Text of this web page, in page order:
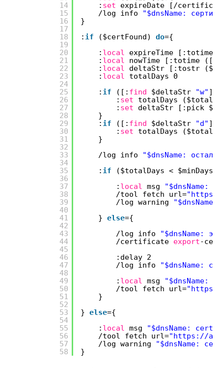
14
15
16
17
18
19
20
21
22
23
24
25
26
27
28
29
30
31
32
33
34
35
36
37
38
39
40
41
42
43
44
45
46
47
48
49
50
51
52
53
54
55
56
57
58
: set expireDate [/
/log
info
"$dnsName:
}
: if ($certFound) do={
: local
expireTime [:totime
: local nowTime [:totime ([
: local
deltaStr [:tostr
: local
totalDays 0
: if ([: find $deltaStr "w" ]
: set
totalDays
: set
deltaStr [:pick
}
: if ([: find $deltaStr "d" ]
: set
totalDays
}
/log
info
"$dnsName:
: if
($totalDays <
: local msg
/tool
fetch url=
/log warning
} else={
/log
info
"$dnsName:
/certificate export-
:delay 2
/log
info
"$dnsName:
: local msg
/tool
fetch url=
}
} else={
: local msg
"$dnsName:
/tool
fetch url="https://
/log warning
"$dnsName:
}